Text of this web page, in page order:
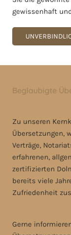
gewissenhaft
Beglaubigte
Zu unseren
Übersetzungen,
Verträge,
erfahrenen,
zertifizierten
bereits viele
Zufriedenheit
Gerne